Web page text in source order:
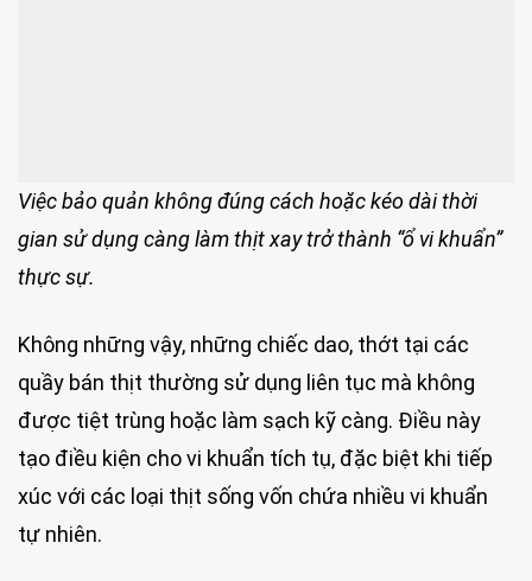
Việc bảo quản không đúng cách hoặc kéo dài thời
gian sử dụng càng làm thịt xay trở thành “ổ vi khuẩn”
thực sự.
Không những vậy, những chiếc dao, thớt tại các
quầy bán thịt thường sử dụng liên tục mà không
được tiệt trùng hoặc làm sạch kỹ càng. Điều này
tạo điều kiện cho vi khuẩn tích tụ, đặc biệt khi tiếp
xúc với các loại thịt sống vốn chứa nhiều vi khuẩn
tự nhiên.